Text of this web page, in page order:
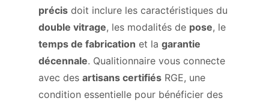
précis doit inclure les caractéristiques du
double vitrage, les modalités de pose, le
temps de fabrication et la garantie
décennale. Qualitionnaire vous connecte
avec des artisans certifiés RGE, une
condition essentielle pour bénéficier des